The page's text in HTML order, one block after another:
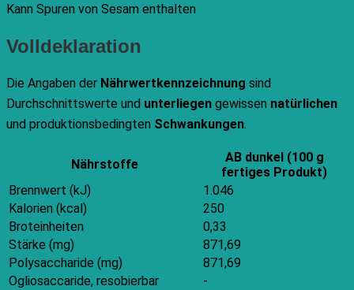
Kann Spuren von Sesam enthalten
Volldeklaration
Die Angaben der Nährwertkennzeichnung sind
Durchschnittswerte und unterliegen gewissen natürlichen
und produktionsbedingten Schwankungen
Nährstoffe
AB dunkel (100 g
fertiges Produkt)
Brennwert (kJ)
1.046
Kalorien (kcal)
250
Broteinheiten
0,33
Stärke (mg)
871,69
Polysaccharide (mg)
871,69
Ogliosaccaride, resobierbar
-